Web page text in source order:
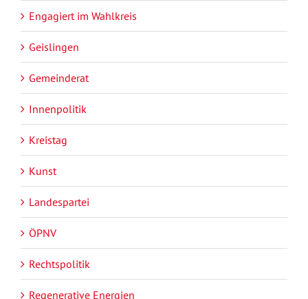
Engagiert im Wahlkreis
Geislingen
Gemeinderat
Innenpolitik
Kreistag
Kunst
Landespartei
ÖPNV
Rechtspolitik
Regenerative Energien